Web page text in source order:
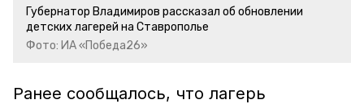
Губернатор Владимиров рассказал об обновлении
детских лагерей на Ставрополье
Фото: ИА «Победа26»
Ранее сообщалось, что лагерь